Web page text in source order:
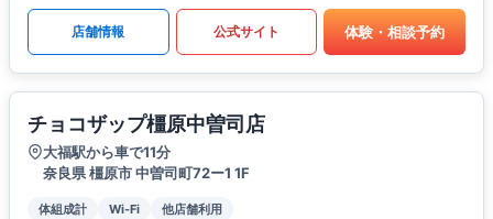
店舗情報 公式サイト 体験・相談予約
チョコザップ橿原中曽司店
大福駅から車で11分
奈良県 橿原市 中曽司町72ー1 1F
体組成計 Wi-Fi 他店舗利用